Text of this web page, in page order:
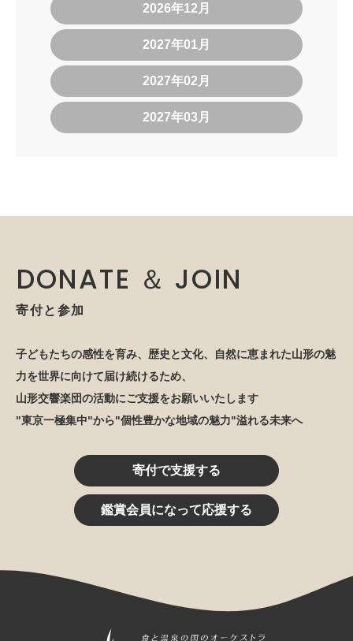
2026年12月
2027年01月
2027年02月
2027年03月
DONATE ＆ JOIN
寄付と参加
子どもたちの感性を育み、歴史と文化、自然に恵まれた山形の魅
力を世界に向けて届け続けるため、
山形交響楽団の活動にご支援をお願いいたします
"東京一極集中"から"個性豊かな地域の魅力"溢れる未来へ
寄付で支援する
鑑賞会員になって応援する